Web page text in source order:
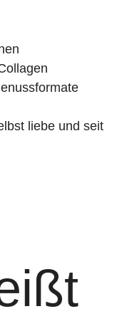
liebe und seit